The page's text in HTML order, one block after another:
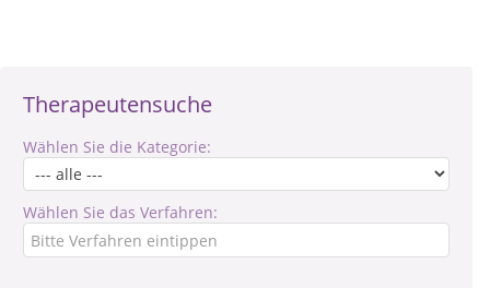
Therapeutensuche
Wählen Sie die Kategorie:
Wählen Sie das Verfahren: